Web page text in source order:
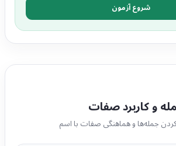
شروع آزمون
و کاربرد صفات
جمله‌ها و هماهنگی صفات با اسم